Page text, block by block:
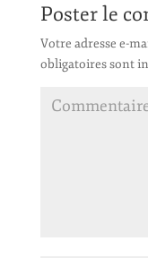
Poster le
Votre adresse e-
obligatoires sont